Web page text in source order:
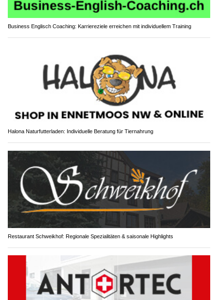
Business Englisch Coaching: Karriereziele erreichen mit individuellem Training
Halona Naturfutterladen: Individuelle Beratung für Tiernahrung
Restaurant Schweikhof: Regionale Spezialitäten & saisonale Highlights